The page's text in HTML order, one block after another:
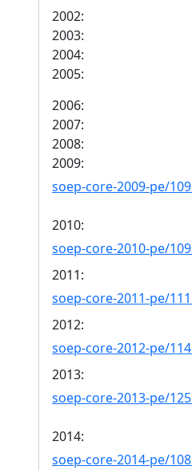
2002:
2003:
2004:
2005:
2006:
2007:
2008:
2009:
soep-core-2009-pe/109
2010:
soep-core-2010-pe/109
2011:
soep-core-2011-pe/111
2012:
soep-core-2012-pe/114
2013:
soep-core-2013-pe/125
2014:
soep-core-2014-pe/108